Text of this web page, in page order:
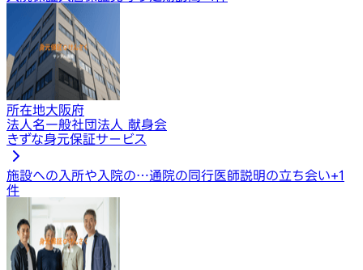
所在地大阪府
法人名一般社団法人 献身会
きずな身元保証サービス
施設への入所や入院の…通院の同行医師説明の立ち会い+1
件